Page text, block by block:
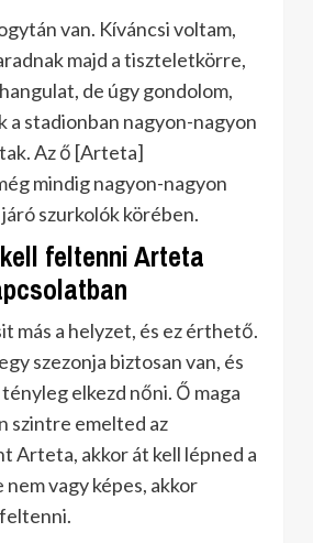
van. Kíváncsi voltam,
majd a tiszteletkörre,
de úgy gondolom,
a stadionban nagyon-nagyon
Az ő [Arteta]
mindig nagyon-nagyon
szurkolók körében.
feltenni Arteta
más a helyzet, és ez érthető.
szezonja biztosan van, és
elkezd nőni. Ő maga
szintre emelted az
Arteta, akkor át kell lépned a
vagy képes, akkor